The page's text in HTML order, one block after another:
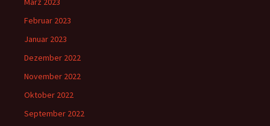
Februar 2023
Januar 2023
Dezember 2022
November 2022
Oktober 2022
September 2022